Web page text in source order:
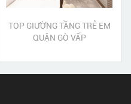
TOP GIƯỜNG TẦNG TRẺ EM
QUẬN GÒ VẤP